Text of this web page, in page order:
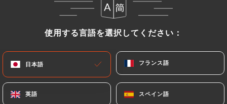
使用する言語を選択してください：
日本語 フランス語
英語 スペイン語
ホーム /
使用する言語を選択してください：
日本語 フランス語
英語 スペイン語